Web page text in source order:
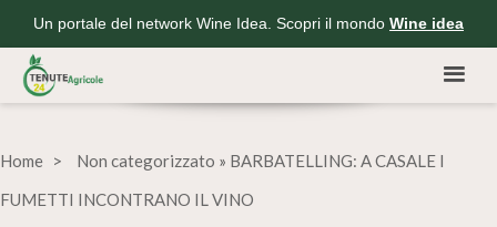
Un portale del network Wine Idea. Scopri il mondo Wine idea
Home Non categorizzato » BARBATELLING: A CASALE I
FUMETTI INCONTRANO IL VINO